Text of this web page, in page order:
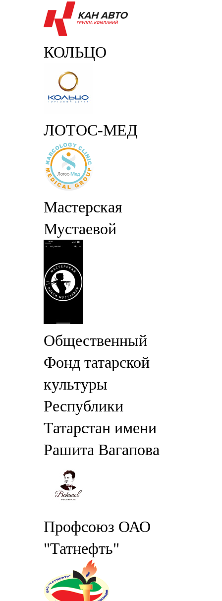
КОЛЬЦО
ЛОТОС-МЕД
Мастерская
Мустаевой
Общественный
Фонд татарской
культуры
Республики
Татарстан имени
Рашита Вагапова
Профсоюз ОАО
"Татнефть"